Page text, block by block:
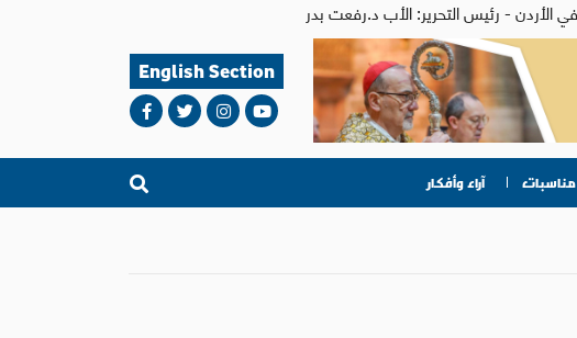
English Section
مناسبات آراء وأفكار